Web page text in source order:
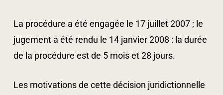
La procédure a été engagée le 17 juillet 2007 ; le
jugement a été rendu le 14 janvier 2008 : la durée
de la procédure est de 5 mois et 28 jours.
Les motivations de cette décision juridictionnelle